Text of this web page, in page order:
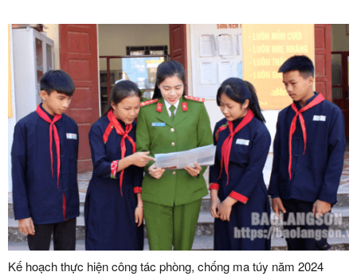
Kế hoạch thực hiện công tác phòng, chống ma túy năm 2024